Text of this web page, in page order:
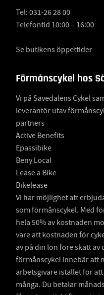
Tel: 031-26 28 00
Telefontid 10:00 – 16:00
Se butikens öppettider
Förmånscykel hos
Vi på Sävedalens Cykel
leverantör utav
partners
Active Benefits
Epassibike
Beny Local
Lease a Bike
Bikelease
Vi har möjlighet att
som förmånscykel. Med
hela 50% av kostnaden
vare att kostnaden för
av på din lön före skatt av
förmånscykel innebär att
arbetsgivare istället för
många. Du betalar